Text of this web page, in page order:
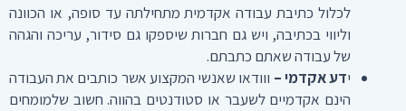
לכלול כתיבת עבודה אקדמית מתחילתה עד סופה, או הכוונה
וליווי בכתיבה, ויש גם חברות שיספקו גם סידור, עריכה והגהה
של עבודה שאתם כתבתם.
דע אקדמי –ווודאו שאנשי המקצוע אשר כותבים את העבודה
הינם אקדמיים לשעבר או סטודנטים בהווה. חשוב שלמומחים